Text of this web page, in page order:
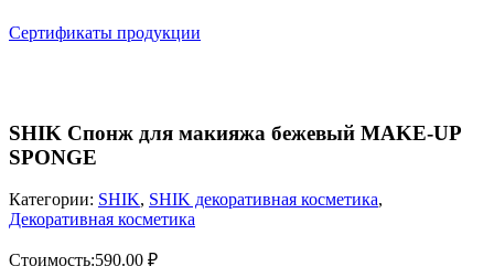
Сертификаты продукции
SHIK Спонж для макияжа бежевый MAKE-UP
SPONGE
Категории: SHIK, SHIK декоративная косметика,
Декоративная косметика
Стоимость:590.00 ₽